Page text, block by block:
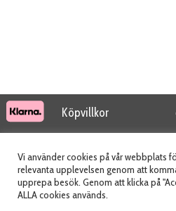
Köpvillkor
© 2026 Tidab AB - All
Vi använder cookies på vår webbplats
relevanta upplevelsen genom att
upprepa besök. Genom att klicka på
ALLA cookies används.